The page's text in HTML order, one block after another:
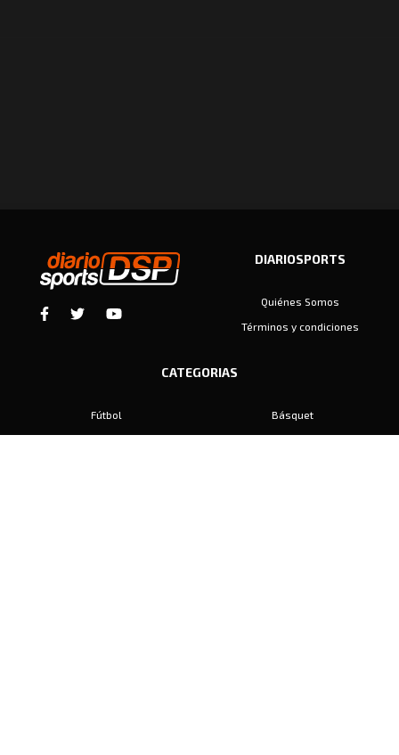
DIARIOSPORTS
Quiénes Somos
Términos y condiciones
CATEGORIAS
Fútbol
Básquet